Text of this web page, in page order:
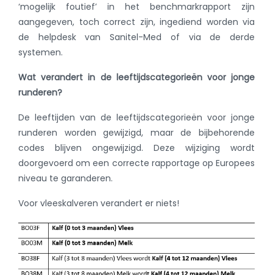
‘mogelijk foutief’ in het benchmarkrapport zijn
aangegeven, toch correct zijn, ingediend worden via
de helpdesk van Sanitel-Med of via de derde
systemen.
Wat verandert in de leeftijdscategorieën voor jonge
runderen?
De leeftijden van de leeftijdscategorieën voor jonge
runderen worden gewijzigd, maar de bijbehorende
codes blijven ongewijzigd. Deze wijziging wordt
doorgevoerd om een correcte rapportage op Europees
niveau te garanderen.
Voor vleeskalveren verandert er niets!